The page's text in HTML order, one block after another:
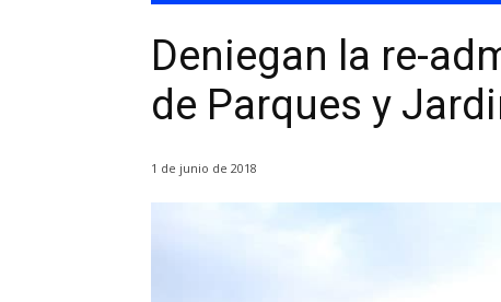
Deniegan la re-
de Parques y
1 de junio de 2018